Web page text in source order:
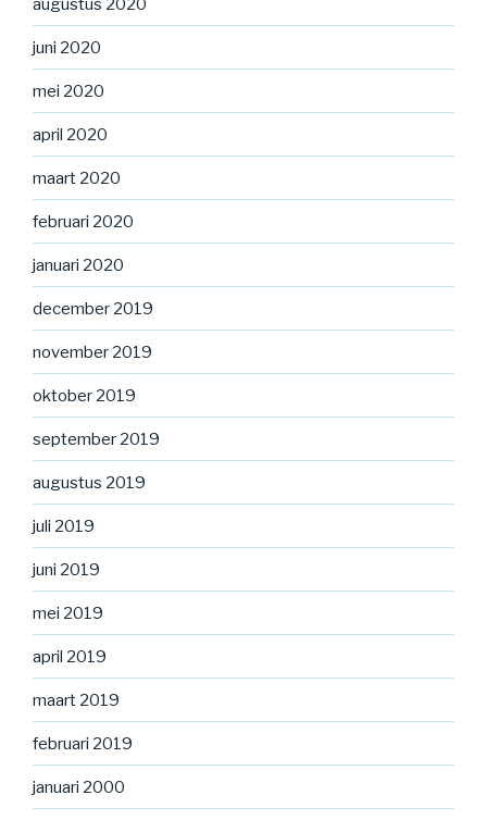
augustus 2020
juni 2020
mei 2020
april 2020
maart 2020
februari 2020
januari 2020
december 2019
november 2019
oktober 2019
september 2019
augustus 2019
juli 2019
juni 2019
mei 2019
april 2019
maart 2019
februari 2019
januari 2000